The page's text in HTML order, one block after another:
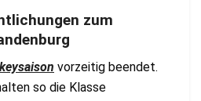
zum
vorzeitig beendet.
so die Klasse